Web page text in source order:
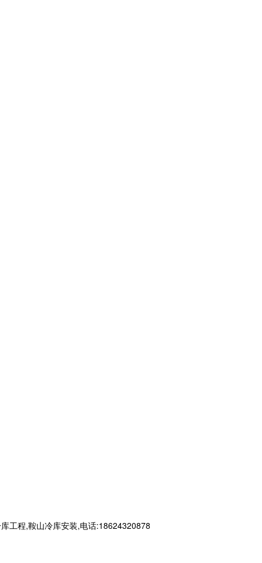
工程,鞍山冷库安装,电话:18624320878